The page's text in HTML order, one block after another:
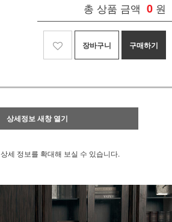
총 상품 금액 0 원
장바구니 구매하기
상세정보 새창 열기
상세 정보를 확대해 보실 수 있습니다.